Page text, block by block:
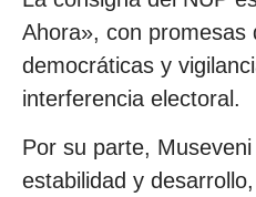
Ahora», con promesas
democráticas y
interferencia electoral.
Por su parte,
estabilidad y